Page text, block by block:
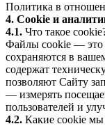
Политика в
4. Cookie и
4.1. Что такое
Файлы cookie — это
сохраняются в
содержат
позволяют Сайту
— измерять
пользователей и
4.2. Какие cookie мы